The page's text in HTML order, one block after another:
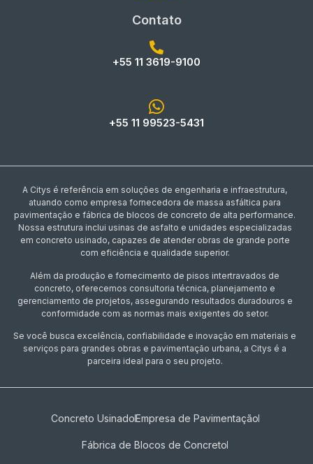
Contato
+55 11 3619-9100
+55 11 99523-5431
A Citys é referência em soluções de engenharia e infraestrutura,
atuando como empresa fornecedora de massa asfáltica para
pavimentação e fábrica de blocos de concreto de alta performance.
Nossa estrutura inclui usinas de asfalto e unidades especializadas
em concreto usinado, capazes de atender obras de grande porte
com eficiência e qualidade superior.
Além da produção e fornecimento de pisos intertravados de
concreto, oferecemos consultoria técnica, planejamento e
gerenciamento de projetos, assegurando resultados duradouros e
conformidade com as normas mais exigentes do setor.
Se você busca excelência, confiabilidade e inovação em materiais e
serviços para grandes obras e pavimentação urbana, a Citys é a
parceira ideal para o seu projeto.
Concreto UsinadoEmpresa de Pavimentação
Fábrica de Blocos de Concreto